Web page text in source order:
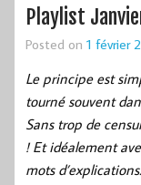
Playlist
Posted on 1 février
Le principe est
tourné souvent
Sans trop de
! Et idéalement
mots d’explications.